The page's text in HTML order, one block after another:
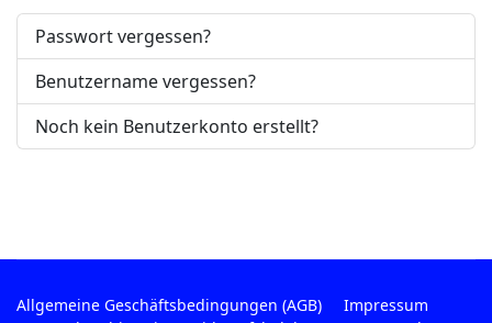
Passwort vergessen?
Benutzername vergessen?
Noch kein Benutzerkonto erstellt?
Allgemeine Geschäftsbedingungen (AGB)
Impressum